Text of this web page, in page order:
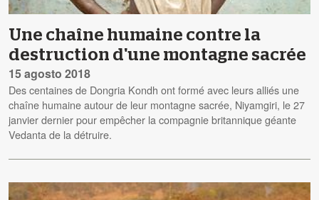
Une chaîne humaine contre la
destruction d'une montagne sacrée
15 agosto 2018
Des centaines de Dongria Kondh ont formé avec leurs alliés une
chaîne humaine autour de leur montagne sacrée, Niyamgiri, le 27
janvier dernier pour empêcher la compagnie britannique géante
Vedanta de la détruire.